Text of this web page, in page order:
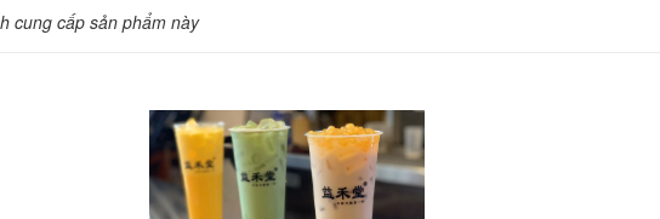
cung cấp sản phẩm này